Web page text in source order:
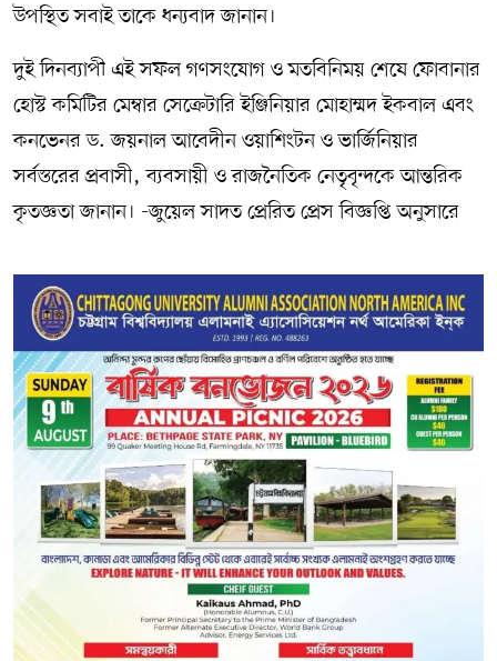
উপস্থিত সবাই তাকে ধন্যবাদ জানান।
দুই দিনব্যাপী এই সফল গণসংযোগ ও মতবিনিময় শেষে ফোবানার
হোস্ট কমিটির মেম্বার সেক্রেটারি ইঞ্জিনিয়ার মোহাম্মদ ইকবাল এবং
কনভেনর ড. জয়নাল আবেদীন ওয়াশিংটন ও ভার্জিনিয়ার
সর্বস্তরের প্রবাসী, ব্যবসায়ী ও রাজনৈতিক নেতৃবৃন্দকে আন্তরিক
কৃতজ্ঞতা জানান। -জুয়েল সাদত প্রেরিত প্রেস বিজ্ঞপ্তি অনুসারে